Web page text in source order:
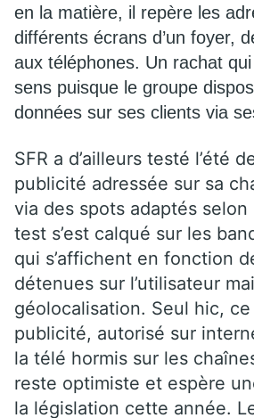
en la matière, il repère les
différents écrans d’un foyer,
aux téléphones. Un rachat
sens puisque le groupe
données sur ses clients via
SFR a d’ailleurs testé l’été
publicité adressée sur sa
via des spots adaptés
test s’est calqué sur les
qui s’affichent en fonction
détenues sur l’utilisateur
géolocalisation. Seul hic,
publicité, autorisé sur
la télé hormis sur les
reste optimiste et espère
la législation cette année.